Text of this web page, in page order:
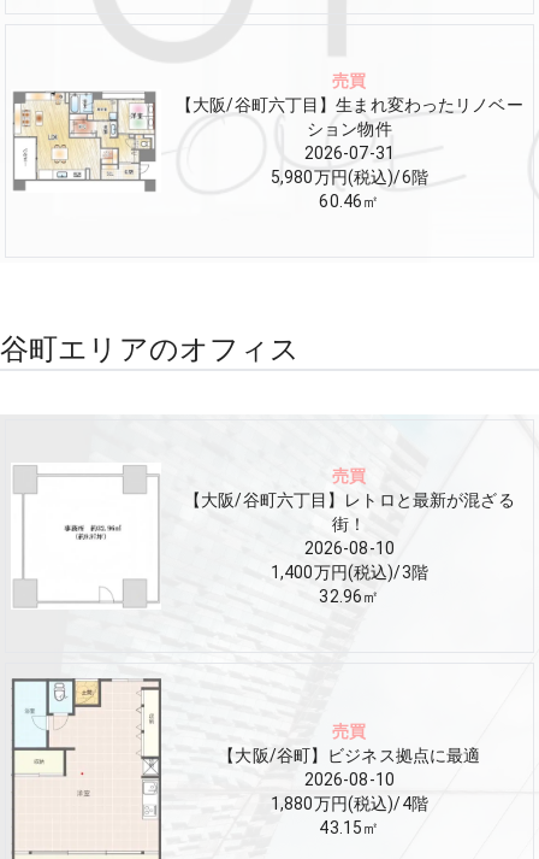
売買
【大阪/谷町六丁目】生まれ変わったリノベー
ション物件
2026-07-31
5,980万円(税込)/6階
60.46㎡
谷町エリアのオフィス
売買
【大阪/谷町六丁目】レトロと最新が混ざる
街！
2026-08-10
1,400万円(税込)/3階
32.96㎡
売買
【大阪/谷町】ビジネス拠点に最適
2026-08-10
1,880万円(税込)/4階
43.15㎡